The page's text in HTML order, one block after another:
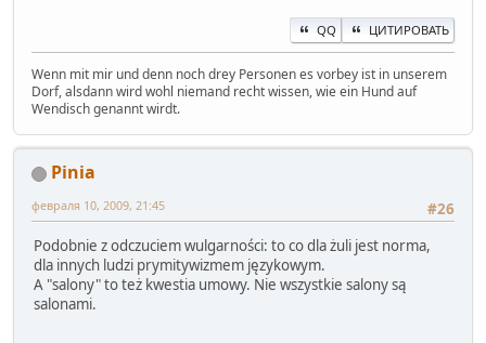
QQ ЦИТИРОВАТЬ
Wenn mit mir und denn noch drey Personen es vorbey ist in unserem
Dorf, alsdann wird wohl niemand recht wissen, wie ein Hund auf
Wendisch genannt wirdt.
Pinia
#26
февраля 10, 2009, 21:45
Podobnie z odczuciem wulgarności: to co dla żuli jest norma,
dla innych ludzi prymitywizmem językowym.
A "salony" to też kwestia umowy. Nie wszystkie salony są
salonami.